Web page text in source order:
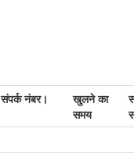
संपर्क नंबर।
खुलने का
समय